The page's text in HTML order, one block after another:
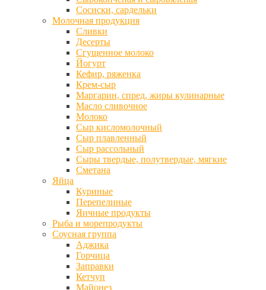
Сосиски, сардельки
Молочная продукция
Сливки
Десерты
Сгущенное молоко
Йогурт
Кефир, ряженка
Крем-сыр
Маргарин, спред, жиры кулинарные
Масло сливочное
Молоко
Сыр кисломолочный
Сыр плавленный
Сыр рассольный
Сыры твердые, полутвердые, мягкие
Сметана
Яйца
Куриные
Перепелиные
Яичные продукты
Рыба и морепродукты
Соусная группа
Аджика
Горчица
Заправки
Кетчуп
Майонез